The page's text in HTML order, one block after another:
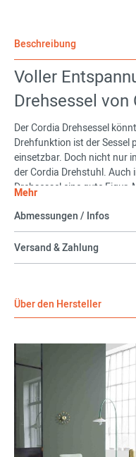
Beschreibung
Voller
Drehsessel von
Der Cordia Drehsessel
Drehfunktion ist der Sessel
einsetzbar. Doch nicht nur
der Cordia Drehstuhl.
Drehsessel eine gute Figur.
Der Clou: Sie können
möglich, für außen und
schon beim Thema Bezug
Cor - Design mit
bereits mit zahlreichen
anderem dem Red Dot
welches 1954 von Helmut
'Cor' leitet sich übrigens
bedeutet. Der Firmensitz
Material und
Mehr
Abmessungen / Infos
Versand & Zahlung
Über den Hersteller